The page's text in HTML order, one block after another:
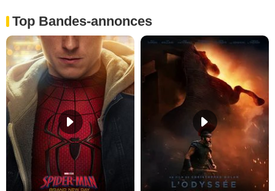
Top Bandes-annonces